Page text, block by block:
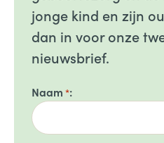
jonge kind en zijn
dan in voor onze
nieuwsbrief.
Naam *